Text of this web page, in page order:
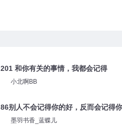
201 和你有关的事情，我都会记得
小北啊BB
86别人不会记得你的好，反而会记得
墨羽书香_蓝蝶儿